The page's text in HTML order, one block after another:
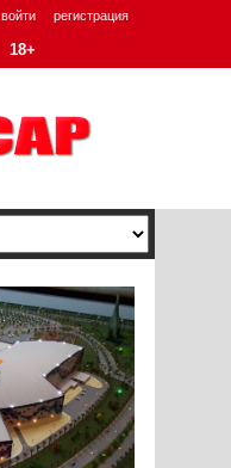
войти регистрация
18+